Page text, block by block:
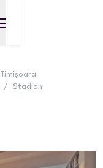
Timișoara
/ Stadion